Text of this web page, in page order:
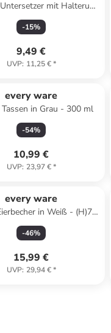
mit Halterung
-15%
9,49 €
UVP: 11,25 €*
every ware
in Grau - 300 ml
-54%
10,99 €
UVP: 23,97 €*
every ware
in Weiß - (H)7,2
x Ø 4,8 cm
-46%
15,99 €
UVP: 29,94 €*